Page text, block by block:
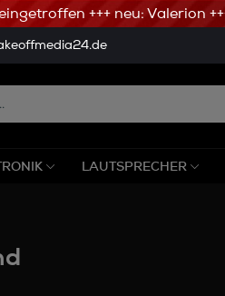
+++ neu: Valerion +++
LAUTSPRECHER